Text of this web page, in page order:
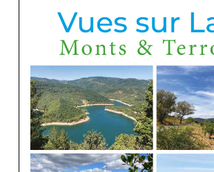
MONTS ET TERROIRS